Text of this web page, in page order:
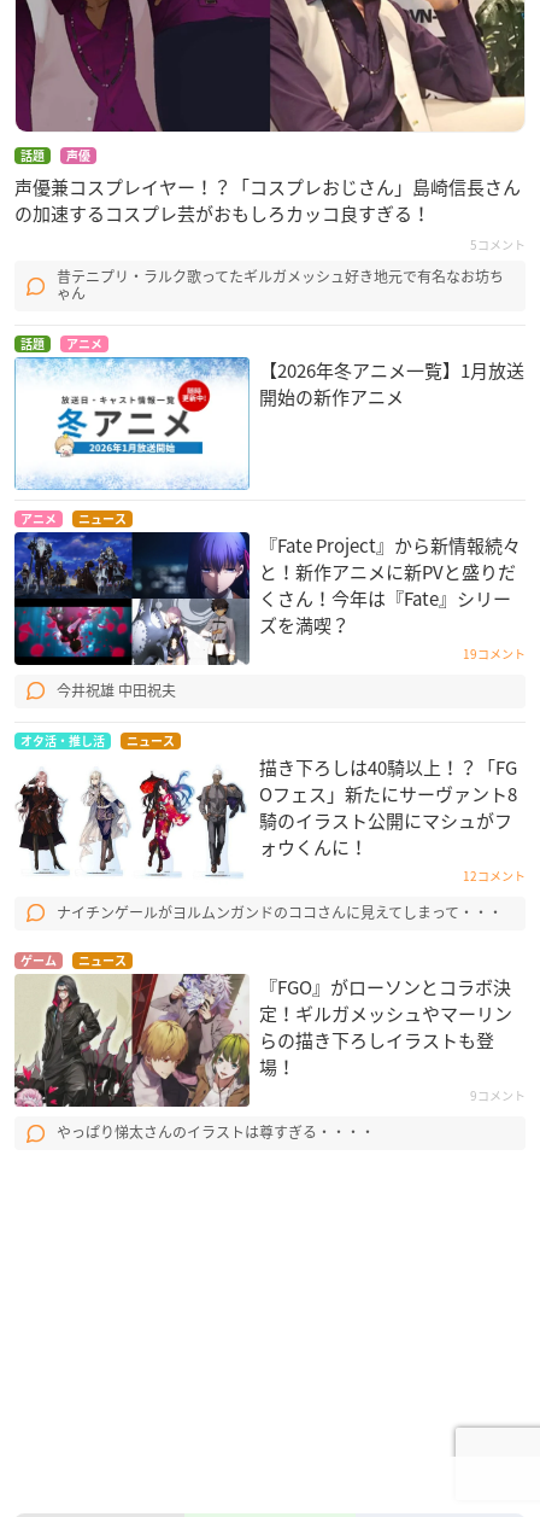
話題 声優
声優兼コスプレイヤー！？「コスプレおじさん」島崎信長さん
の加速するコスプレ芸がおもしろカッコ良すぎる！
5コメント
昔テニプリ・ラルク歌ってたギルガメッシュ好き地元で有名なお坊ち
ゃん
話題 アニメ
【2026年冬アニメ一覧】1月放送
開始の新作アニメ
アニメ ニュース
『Fate Project』から新情報続々
と！新作アニメに新PVと盛りだ
くさん！今年は『Fate』シリー
ズを満喫？
19コメント
今井祝雄 中田祝夫
オタ活・推し活 ニュース
描き下ろしは40騎以上！？「FG
Oフェス」新たにサーヴァント8
騎のイラスト公開にマシュがフ
ォウくんに！
12コメント
ナイチンゲールがヨルムンガンドのココさんに見えてしまって・・・
ゲーム ニュース
『FGO』がローソンとコラボ決
定！ギルガメッシュやマーリン
らの描き下ろしイラストも登
場！
9コメント
やっぱり悌太さんのイラストは尊すぎる・・・・